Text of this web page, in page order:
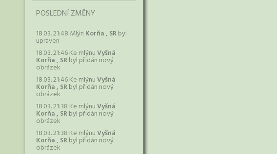
POSLEDNÍ ZMĚNY
18.03. 21:48 Mlýn Korňa , SRbyl
upraven
18.03. 21:46 Ke mlýnuVyšná
Korňa , SRbyl přidán nový
obrázek
18.03. 21:46 Ke mlýnuVyšná
Korňa , SRbyl přidán nový
obrázek
18.03. 21:38 Ke mlýnuVyšná
Korňa , SRbyl přidán nový
obrázek
18.03. 21:38 Ke mlýnuVyšná
Korňa , SRbyl přidán nový
obrázek